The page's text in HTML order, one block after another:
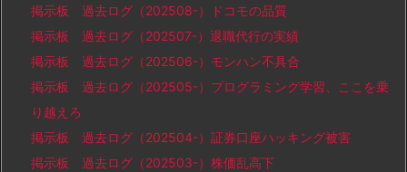
掲示板 過去ログ（202508-）ドコモの品質
掲示板 過去ログ（202507-）退職代行の実績
掲示板 過去ログ（202506-）モンハン不具合
掲示板 過去ログ（202505-）プログラミング学習、ここを乗
り越えろ
掲示板 過去ログ（202504-）証券口座ハッキング被害
掲示板 過去ログ（202503-）株価乱高下